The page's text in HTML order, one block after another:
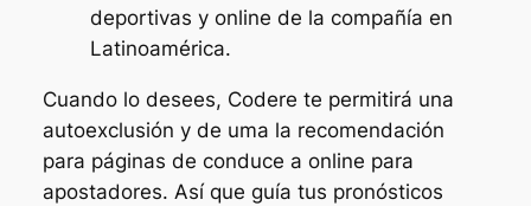
deportivas y online de la compañía en
Latinoamérica.
Cuando lo desees, Codere te permitirá una
autoexclusión y de uma la recomendación
para páginas de conduce a online para
apostadores. Así que guía tus pronósticos